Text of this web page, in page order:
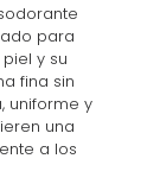
para
y su
fina sin
uniforme y
una
a los